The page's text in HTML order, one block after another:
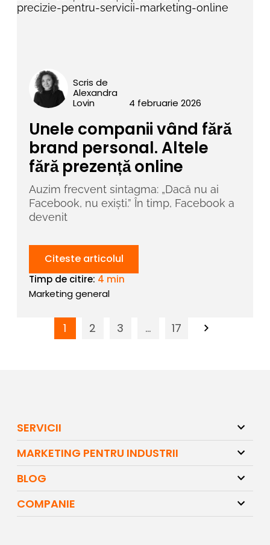
Scris de
Alexandra
Lovin
4 februarie 2026
Unele companii vând fără
brand personal. Altele
fără prezență online
Auzim frecvent sintagma: „Dacă nu ai
Facebook, nu exiști.” În timp, Facebook a
devenit
Citeste articolul
Timp de citire: 4 min
Marketing general
Page
1 Page
2 Page
3 … Page
17
SERVICII
MARKETING PENTRU INDUSTRII
BLOG
COMPANIE